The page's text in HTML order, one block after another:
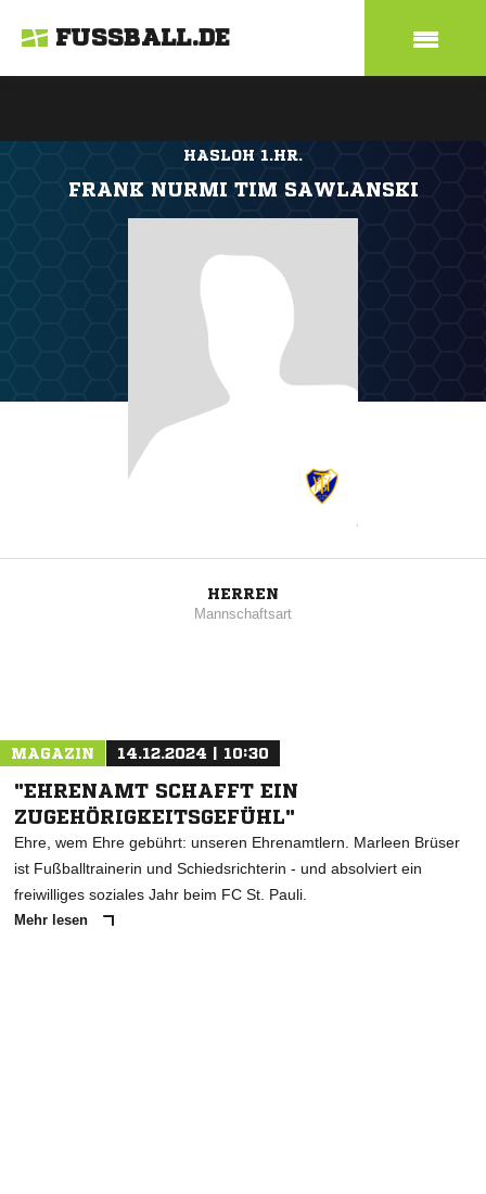
FUSSBALL.DE
HASLOH 1.HR.
FRANK NURMI TIM SAWLANSKI
HERREN
Mannschaftsart
MAGAZIN 14.12.2024 | 10:30
"EHRENAMT SCHAFFT EIN
ZUGEHÖRIGKEITSGEFÜHL"
Ehre, wem Ehre gebührt: unseren Ehrenamtlern. Marleen Brüser
ist Fußballtrainerin und Schiedsrichterin - und absolviert ein
freiwilliges soziales Jahr beim FC St. Pauli.
Mehr lesen